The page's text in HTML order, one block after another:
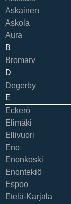
Askainen
Askola
Aura
B
Bromarv
D
Degerby
E
Eckerö
Elimäki
Ellivuori
Eno
Enonkoski
Enontekiö
Espoo
Etelä-Karjala